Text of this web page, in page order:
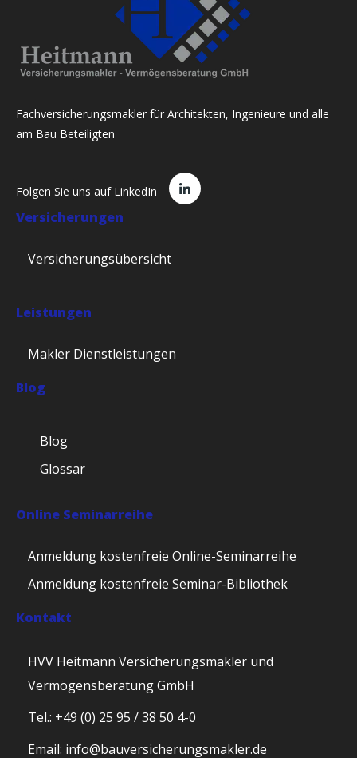
Fachversicherungsmakler für Architekten, Ingenieure und alle
am Bau Beteiligten
Folgen Sie uns auf LinkedIn
Versicherungen
Versicherungsübersicht
Leistungen
Makler Dienstleistungen
Blog
Blog
Glossar
Online Seminarreihe
Anmeldung kostenfreie Online-Seminarreihe
Anmeldung kostenfreie Seminar-Bibliothek
Kontakt
HVV Heitmann Versicherungsmakler und
Vermögensberatung GmbH
Tel.: +49 (0) 25 95 / 38 50 4-0
Email: info@bauversicherungsmakler.de